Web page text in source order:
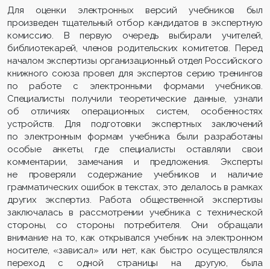
Для оценки электронных версий учебников был
произведен тщательный отбор кандидатов в экспертную
комиссию. В первую очередь выбирали учителей,
библиотекарей, членов родительских комитетов. Перед
началом экспертизы организационный отдел Российского
книжного союза провел для экспертов серию тренингов
по работе с электронными формами учебников.
Специалисты получили теоретические данные, узнали
об отличиях операционных систем, особенностях
устройств. Для подготовки экспертных заключений
по электронным формам учебника были разработаны
особые анкеты, где специалисты оставляли свои
комментарии, замечания и предложения. Эксперты
не проверяли содержание учебников и наличие
грамматических ошибок в текстах, это делалось в рамках
других экспертиз. Работа общественной экспертизы
заключалась в рассмотрении учебника с технической
стороны, со стороны потребителя. Они обращали
внимание на то, как открывался учебник на электронном
носителе, «зависал» или нет, как быстро осуществлялся
переход с одной страницы на другую, была